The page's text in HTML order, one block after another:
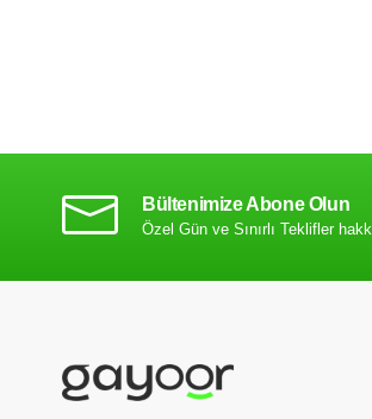
Bültenimize Abone Olun
Özel Gün ve Sınırlı Teklifler